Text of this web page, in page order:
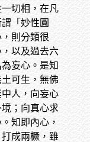
切相，在凡
「妙性圓
則分類很
以及過去六
妄心。是知
可生，無佛
人，向妄心
；向真心求
知即內心，
成兩橛，雖